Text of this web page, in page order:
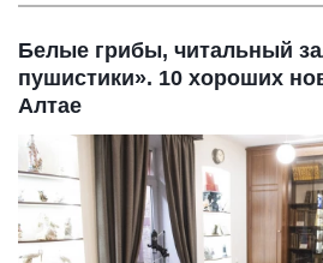
Белые грибы, читальный
пушистики». 10 хороших
Алтае